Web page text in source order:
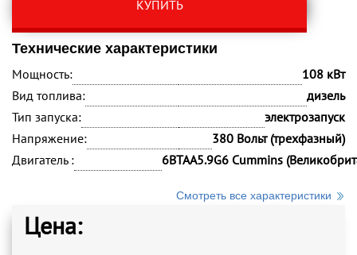
КУПИТЬ
Технические характеристики
Мощность:
108 кВт
Вид топлива:
дизель
Тип запуска:
электрозапуск
Напряжение:
380 Вольт (трехфазный)
Двигатель :
6BTAA5.9G6 Cummins
Смотреть все характеристики
Цена: